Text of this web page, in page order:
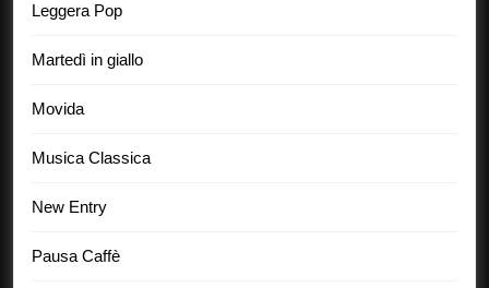
Leggera Pop
Martedì in giallo
Movida
Musica Classica
New Entry
Pausa Caffè